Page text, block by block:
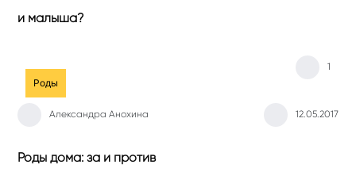
и малыша?
Роды
Александра Анохина 12.05.2017
1
Роды дома: за и против